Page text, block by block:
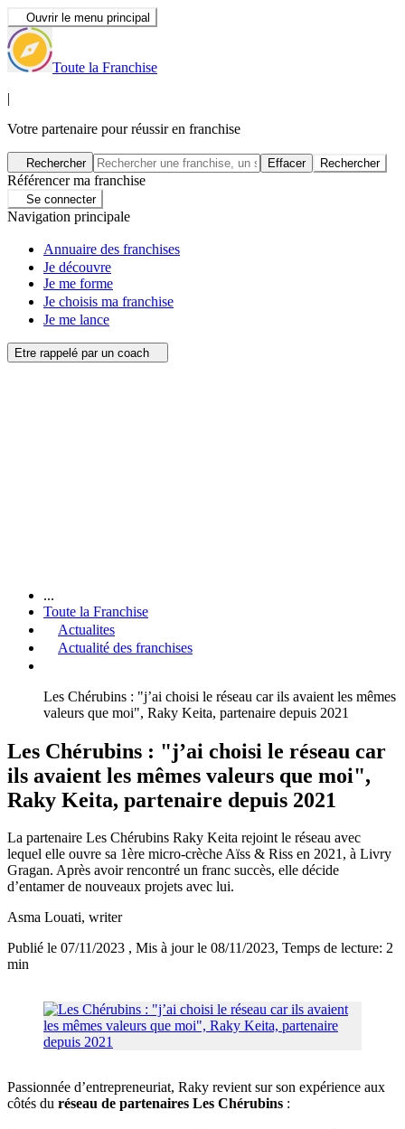
Ouvrir le menu principal
Toute la Franchise
|
Votre partenaire pour réussir en franchise
Rechercher Effacer Rechercher
Référencer ma franchise
Se connecter
Navigation principale
Annuaire des franchises
Je découvre
Je me forme
Je choisis ma franchise
Je me lance
Etre rappelé par un coach
...
Toute la Franchise
Actualites
Actualité des franchises
Les Chérubins : "j’ai choisi le réseau car ils avaient les mêmes
valeurs que moi", Raky Keita, partenaire depuis 2021
Les Chérubins : "j’ai choisi le réseau car
ils avaient les mêmes valeurs que moi",
Raky Keita, partenaire depuis 2021
La partenaire Les Chérubins Raky Keita rejoint le réseau avec
lequel elle ouvre sa 1ère micro-crèche Aïss & Riss en 2021, à Livry
Gragan. Après avoir rencontré un franc succès, elle décide
d’entamer de nouveaux projets avec lui.
Asma Louati, writer
Publié le 07/11/2023 , Mis à jour le 08/11/2023, Temps de lecture: 2
min
Passionnée d’entrepreneuriat, Raky revient sur son expérience aux
côtés du réseau de partenaires Les Chérubins :